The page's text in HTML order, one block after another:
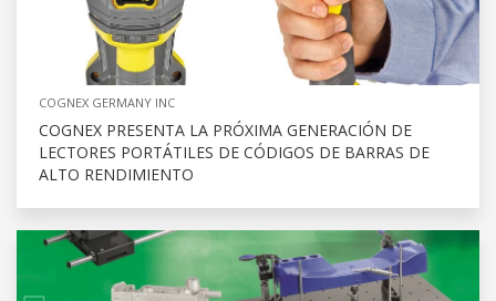
COGNEX GERMANY INC
COGNEX PRESENTA LA PRÓXIMA GENERACIÓN DE
LECTORES PORTÁTILES DE CÓDIGOS DE BARRAS DE
ALTO RENDIMIENTO